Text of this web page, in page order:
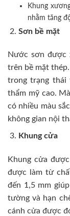
Khung
nhằm tăng
Sơn bề mặt
Nước sơn được
trên bề mặt
trong trạng thái
thẩm mỹ cao.
có nhiều màu
không gian nội
Khung cửa
Khung cửa
được làm từ
đến 1,5 mm
tường và hạn
cánh cửa được